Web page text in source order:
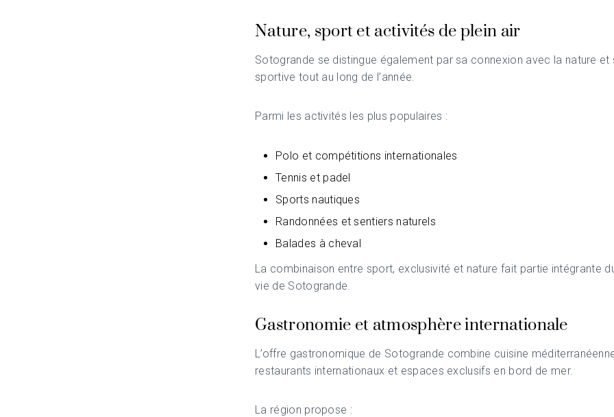
Nature, sport et activités de plein air
Sotogrande se distingue également par sa connexion avec la nature et
sportive tout au long de l’année.
Parmi les activités les plus populaires :
Polo et compétitions internationales
Tennis et padel
Sports nautiques
Randonnées et sentiers naturels
Balades à cheval
La combinaison entre sport, exclusivité et nature fait partie intégrante
vie de Sotogrande.
Gastronomie et atmosphère internationale
L’offre gastronomique de Sotogrande combine cuisine
restaurants internationaux et espaces exclusifs en bord de mer.
La région propose :